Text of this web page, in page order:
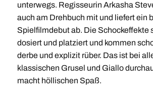
unterwegs. Regisseurin Arkasha
auch am Drehbuch mit und liefert ein
Spielfilmdebut ab. Die Schockeffekte
dosiert und platziert und kommen
derbe und explizit rüber. Das ist bei
klassischen Grusel und Giallo
macht höllischen Spaß.